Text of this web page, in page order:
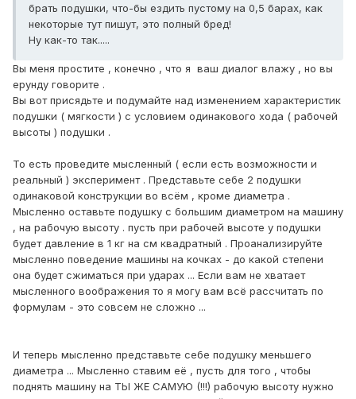
брать подушки, что-бы ездить пустому на 0,5 барах, как
некоторые тут пишут, это полный бред!
Ну как-то так.....
Вы меня простите , конечно , что я ваш диалог влажу , но вы
ерунду говорите .
Вы вот присядьте и подумайте над изменением характеристик
подушки ( мягкости ) с условием одинакового хода ( рабочей
высоты ) подушки .
То есть проведите мысленный ( если есть возможности и
реальный ) эксперимент . Представьте себе 2 подушки
одинаковой конструкции во всём , кроме диаметра .
Мысленно оставьте подушку с большим диаметром на машину
, на рабочую высоту . пусть при рабочей высоте у подушки
будет давление в 1 кг на см квадратный . Проанализируйте
мысленно поведение машины на кочках - до какой степени
она будет сжиматься при ударах ... Если вам не хватает
мысленного воображения то я могу вам всё рассчитать по
формулам - это совсем не сложно ...
И теперь мысленно представьте себе подушку меньшего
диаметра ... Мысленно ставим её , пусть для того , чтобы
поднять машину на ТЫ ЖЕ САМУЮ (!!!) рабочую высоту нужно